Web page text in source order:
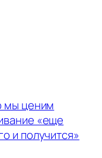
мы ценим
«еще
и получится»